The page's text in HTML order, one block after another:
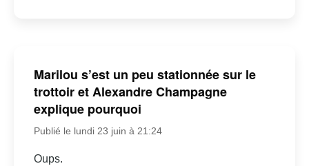
Marilou s’est un peu stationnée sur le
trottoir et Alexandre Champagne
explique pourquoi
Publié le lundi 23 juin à 21:24
Oups.